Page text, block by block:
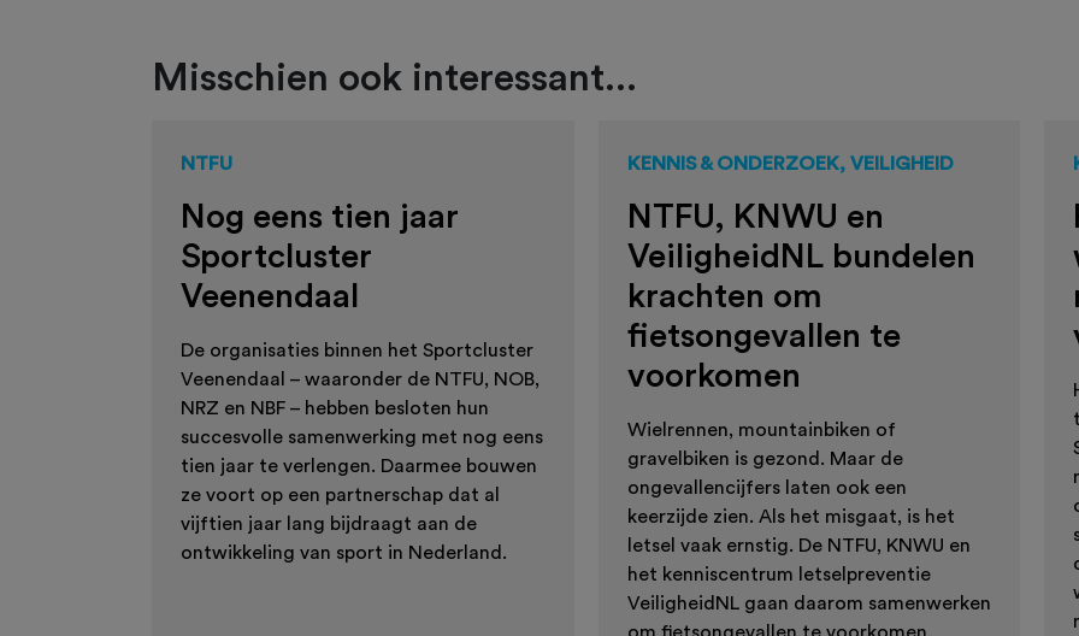
Misschien ook interessant...
NTFU
Nog eens tien jaar
Sportcluster
Veenendaal
De organisaties binnen het Sportcluster
Veenendaal – waaronder de NTFU, NOB,
NRZ en NBF – hebben besloten hun
succesvolle samenwerking met nog eens
tien jaar te verlengen. Daarmee bouwen
ze voort op een partnerschap dat al
vijftien jaar lang bijdraagt aan de
ontwikkeling van sport in Nederland.
KENNIS & ONDERZOEK, VEILIGHEID
NTFU, KNWU en
VeiligheidNL bundelen
krachten om
fietsongevallen te
voorkomen
Wielrennen, mountainbiken of
gravelbiken is gezond. Maar de
ongevallencijfers laten ook een
keerzijde zien. Als het misgaat, is het
letsel vaak ernstig. De NTFU, KNWU en
het kenniscentrum letselpreventie
VeiligheidNL gaan daarom samenwerken